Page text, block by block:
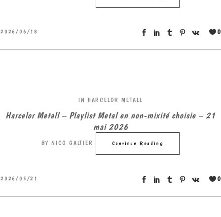
2026/06/18 0
IN HARCELOR METALL
Harcelor Metall – Playlist Metal en non-mixité choisie – 21
mai 2026
BY NICO GALTIER Continue Reading
2026/05/21 0